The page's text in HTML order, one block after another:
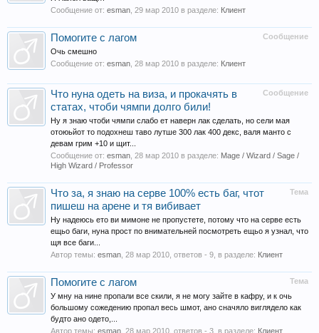
Сообщение от: esman 29 мар 2010 в разделе: Клиент
Сообщение
Помогите с лагом
Очь смешно
Сообщение от: esman 28 мар 2010 в разделе: Клиент
Сообщение
Что нуна одеть на виза, и прокачять в
статах, чтоби чямпи долго били!
Ну я знаю чтоби чямпи слабо ет наверн лак сделать, но сели мая
отоюьйот то подохнеш таво лутше 300 лак 400 декс, валя манто с
девам грим +10 и щит...
Сообщение от: esman 28 мар 2010 в разделе: Mage / Wizard / Sage /
High Wizard / Professor
Тема
Что за, я знаю на серве 100% есть баг, чтот
пишеш на арене и тя вибивает
Ну надеюсь ето ви мимоне не пропустете, потому что на серве есть
ещьо баги, нуна прост по внимательней посмотреть ещьо я узнал, что
щя все баги...
Автор темы: esman 28 мар 2010 , ответов - 9, в разделе: Клиент
Тема
Помогите с лагом
У мну на нине пропали все скили, я не могу зайте в кафру, и к очь
большому сожедению пропал весь шмот, ано сначяло виглядело как
будто ано одето,...
Автор темы: esman 28 мар 2010 , ответов - 3, в разделе: Клиент